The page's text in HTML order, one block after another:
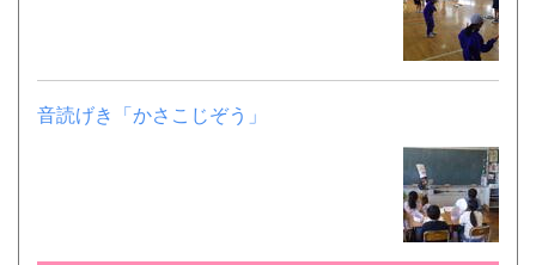
音読げき「かさこじぞう」